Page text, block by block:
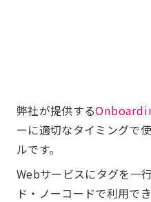
弊社が提供する
ーに適切なタイミングで
ルです。
Webサービスにタグを一
ド・ノーコードで利用で